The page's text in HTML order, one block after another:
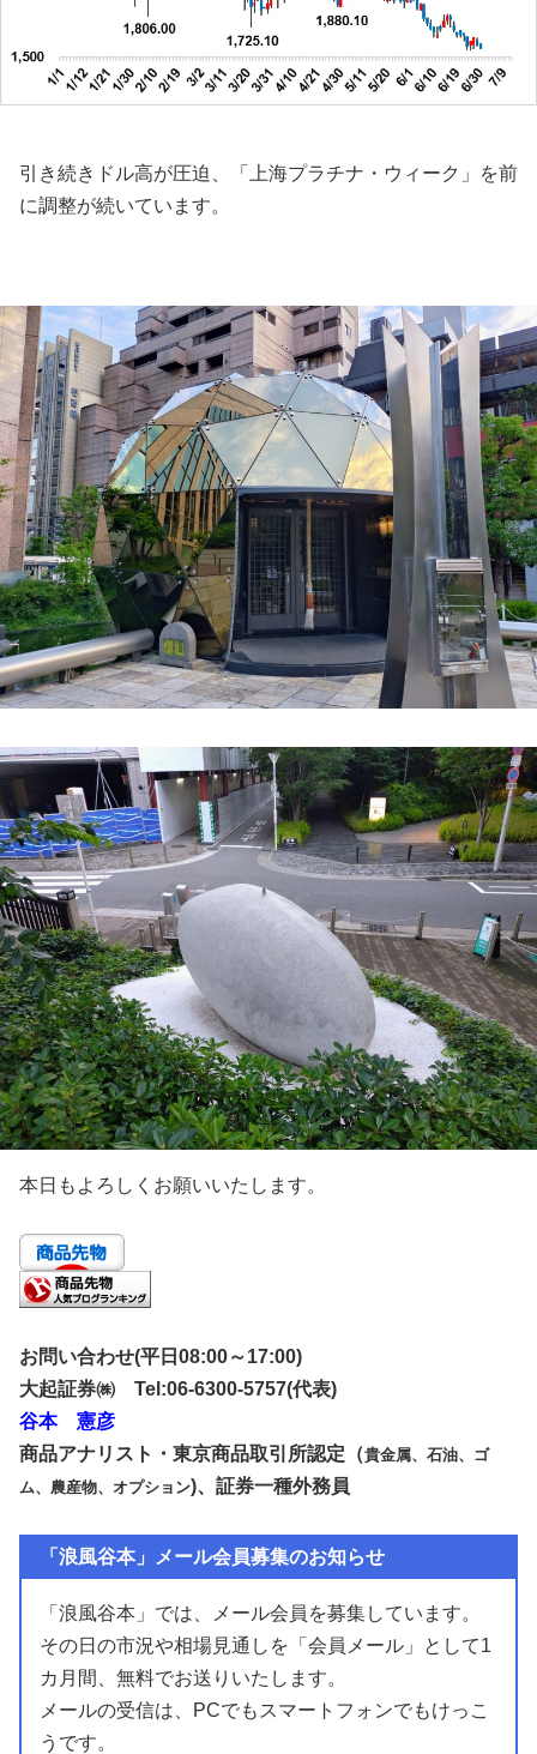
引き続きドル高が圧迫、「上海プラチナ・ウィーク」を前
に調整が続いています。
本日もよろしくお願いいたします。
お問い合わせ(平日08:00～17:00)
大起証券㈱ Tel:06-6300-5757(代表)
谷本 憲彦
商品アナリスト・東京商品取引所認定（貴金属、石油、ゴ
ム、農産物、オプション)、証券一種外務員
「浪風谷本」メール会員募集のお知らせ
「浪風谷本」では、メール会員を募集しています。
その日の市況や相場見通しを「会員メール」として1
カ月間、無料でお送りいたします。
メールの受信は、PCでもスマートフォンでもけっこ
うです。